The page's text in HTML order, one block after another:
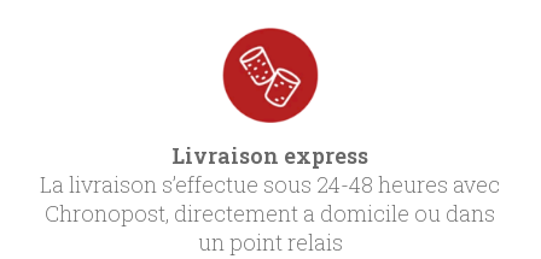
Livraison express
La livraison s’effectue sous 24-48 heures avec
Chronopost, directement a domicile ou dans
un point relais